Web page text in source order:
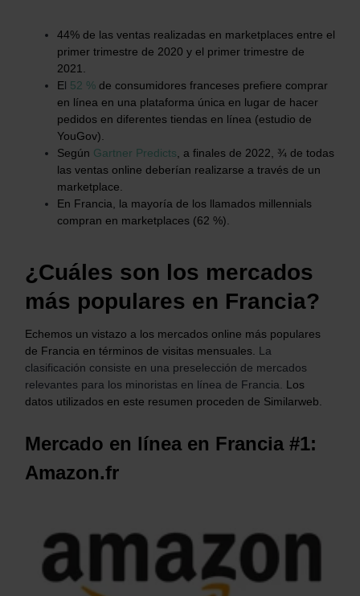
44% de las ventas realizadas en marketplaces entre el
primer trimestre de 2020 y el primer trimestre de
2021.
El 52 % de consumidores franceses prefiere comprar
en línea en una plataforma única en lugar de hacer
pedidos en diferentes tiendas en línea (estudio de
YouGov).
Según Gartner Predicts , a finales de 2022, ¾ de todas
las ventas online deberían realizarse a través de un
marketplace.
En Francia, la mayoría de los llamados millennials
compran en marketplaces (62 %).
¿Cuáles son los mercados
más populares en Francia?
Echemos un vistazo a los mercados online más populares
de Francia en términos de visitas mensuales. La
clasificación consiste en una preselección de mercados
relevantes para los minoristas en línea de Francia. Los
datos utilizados en este resumen proceden de Similarweb.
Mercado en línea en Francia #1:
Amazon.fr